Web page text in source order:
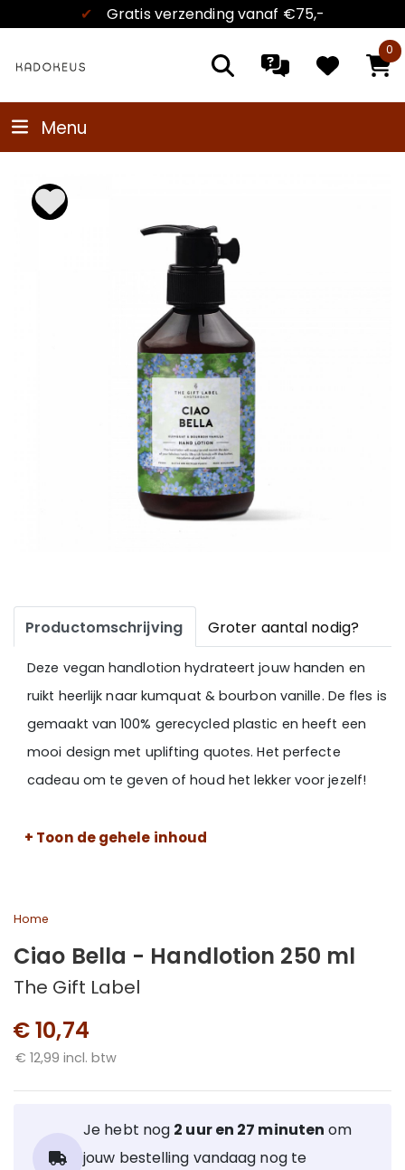
✔ Gratis verzendingvanaf €75,-
0
Menu
Productomschrijving Groter aantal nodig?
Deze vegan handlotion hydrateert jouw handen en
ruikt heerlijk naar kumquat & bourbon vanille. De fles is
gemaakt van 100% gerecycled plastic en heeft een
mooi design met uplifting quotes. Het perfecte
cadeau om te geven of houd het lekker voor jezelf!
+ Toon de gehele inhoud
Home
Ciao Bella - Handlotion 250 ml
The Gift Label
€ 10,74
€ 12,99 incl. btw
Je hebt nog 2 uur en 27 minuten om
jouw bestelling vandaag nog te